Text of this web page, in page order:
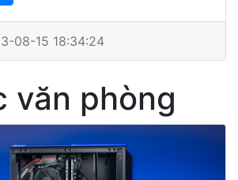
08-15 18:34:24
văn phòng